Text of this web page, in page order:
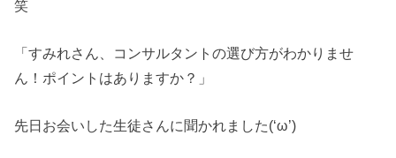
笑
「すみれさん、コンサルタントの選び方がわかりませ
ん！ポイントはありますか？」
先日お会いした生徒さんに聞かれました(‘ω’)